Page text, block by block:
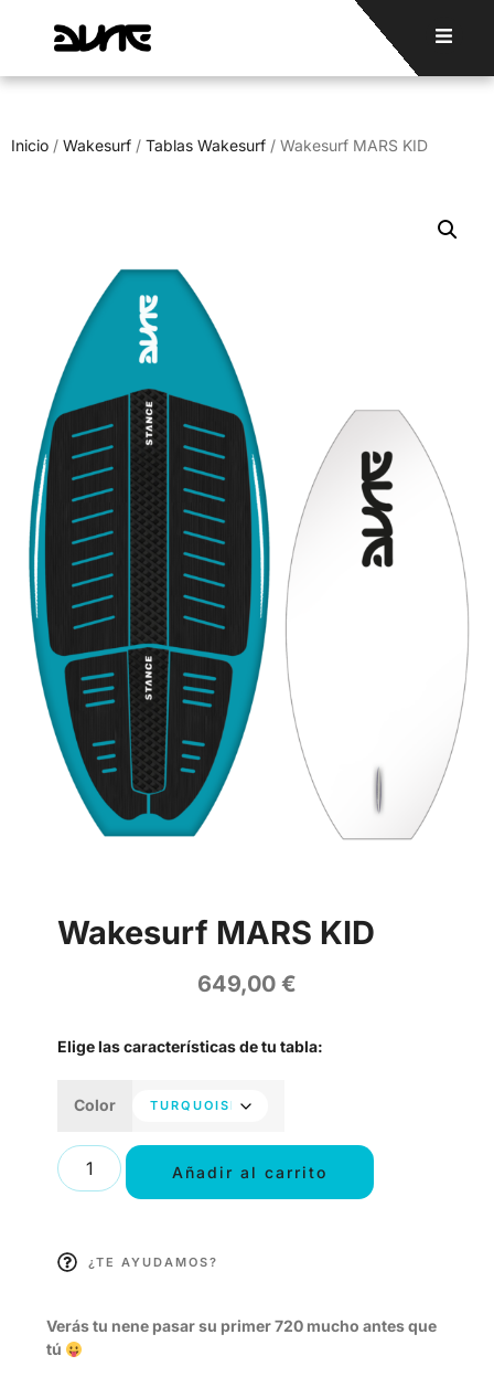
Inicio / Wakesurf / Tablas Wakesurf / Wakesurf MARS KID
Wakesurf MARS KID
649,00 €
Elige las características de tu tabla:
Color
Añadir al carrito
¿TE AYUDAMOS?
Verás tu nene pasar su primer 720 mucho antes que
tú